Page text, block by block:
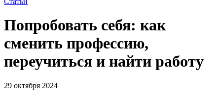
Попробовать себя: как
сменить профессию,
переучиться и найти работу
29 октября 2024